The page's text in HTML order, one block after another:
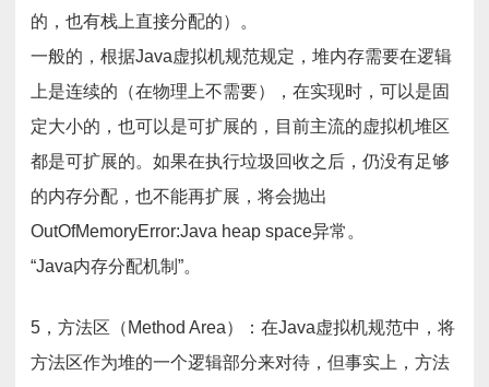
的，也有栈上直接分配的）。
一般的，根据Java虚拟机规范规定，堆内存需要在逻辑
上是连续的（在物理上不需要），在实现时，可以是固
定大小的，也可以是可扩展的，目前主流的虚拟机堆区
都是可扩展的。如果在执行垃圾回收之后，仍没有足够
的内存分配，也不能再扩展，将会抛出
OutOfMemoryError:Java heap space异常。
“Java内存分配机制”。
5，方法区（Method Area）：在Java虚拟机规范中，将
方法区作为堆的一个逻辑部分来对待，但事实上，方法